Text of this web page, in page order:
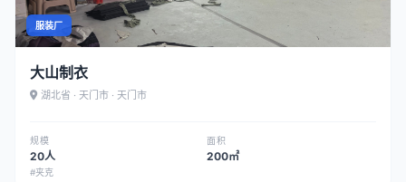
服装厂
大山制衣
湖北省 · 天门市 · 天门市
规模
20人
面积
200㎡
#夹克